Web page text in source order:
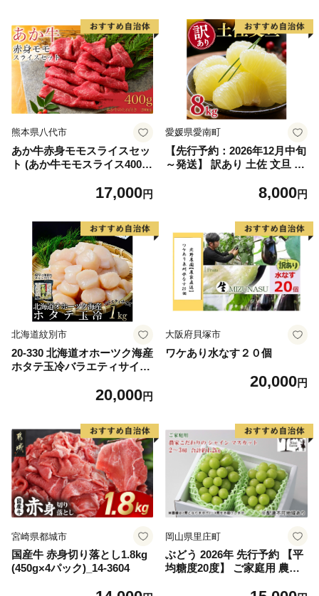
熊本県八代市
あか牛赤身モモスライスセッ
ト (あか牛モモスライス400
17,000円
愛媛県愛南町
【先行予約：2026年12月中旬
～発送】 訳あり 土佐 文旦 8k
ス) 8000円 わけあり ぶんたん
農家直送 期間限定 特産品 サ
イズミックス くらもとファー
ム 愛南町 愛媛県
8,000円
北海道紋別市
20-330 北海道オホーツク海産
ホタテ玉冷バラエティサイズ
20,000円
大阪府貝塚市
ワケあり水なす２０個
20,000円
宮崎県都城市
国産牛 赤身切り落とし1.8kg
(450g×4パック)_14-3604
岡山県里庄町
ぶどう 2026年 先行予約 【平
均糖度20度】 ご家庭用 農家